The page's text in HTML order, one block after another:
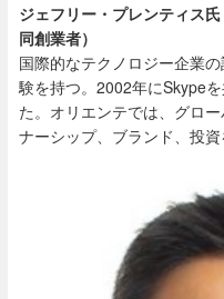
ジェフリー・プレンティス
同創業者）
国際的なテクノロジー企業
験を持つ。2002年にSkype
た。オリエンテでは、グロ
ナーシップ、ブランド、投資